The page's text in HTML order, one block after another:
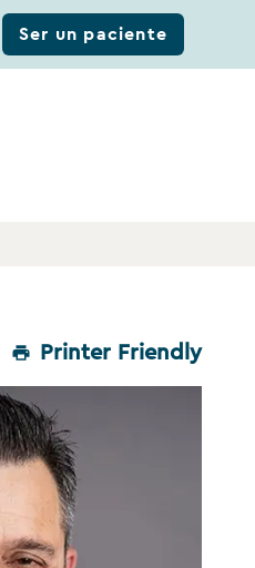
Ser un paciente
Printer Friendly